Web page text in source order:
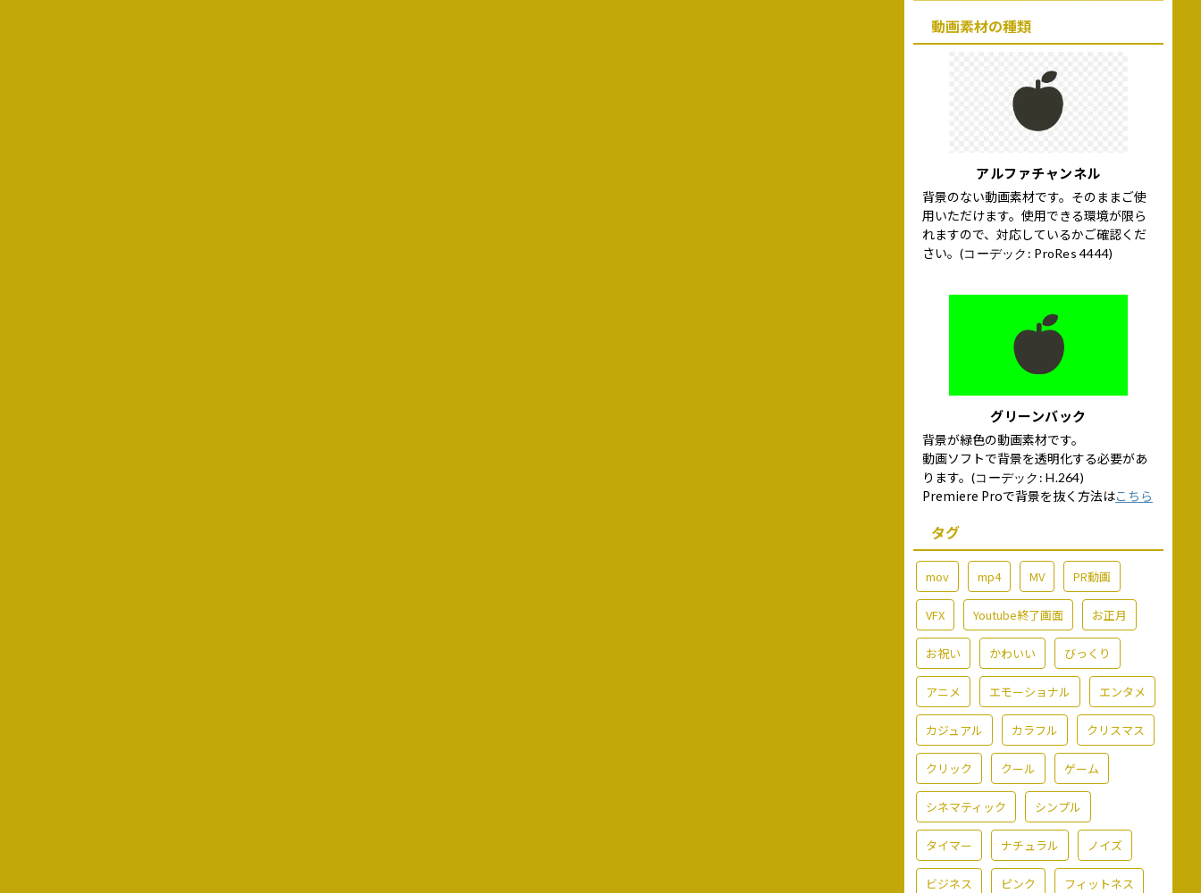
動画素材の種類
アルファチャンネル
背景のない動画素材です。そのままご使
用いただけます。使用できる環境が限ら
れますので、対応しているかご確認くだ
さい。 (コーデック: ProRes 4444)
グリーンバック
背景が緑色の動画素材です。
動画ソフトで背景を透明化する必要があ
ります。 (コーデック: H.264)
Premiere Proで背景を抜く方法はこちら
タグ
mov mp4 MV PR動画
VFX Youtube終了画面 お正月
お祝い かわいい びっくり
アニメ エモーショナル エンタメ
カジュアル カラフル クリスマス
クリック クール ゲーム
シネマティック シンプル
タイマー ナチュラル ノイズ
ビジネス ピンク フィットネス